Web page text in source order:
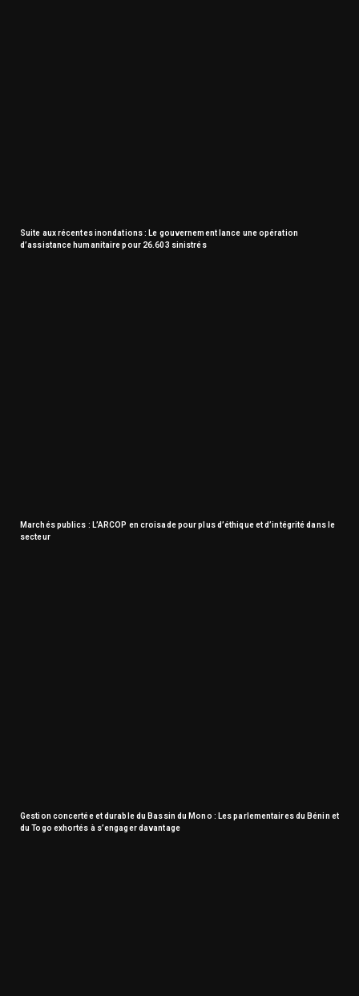
Suite aux récentes inondations : Le gouvernement lance une opération
d’assistance humanitaire pour 26.603 sinistrés
Marchés publics : L’ARCOP en croisade pour plus d’éthique et d’intégrité dans le
secteur
Gestion concertée et durable du Bassin du Mono : Les parlementaires du Bénin et
du Togo exhortés à s’engager davantage